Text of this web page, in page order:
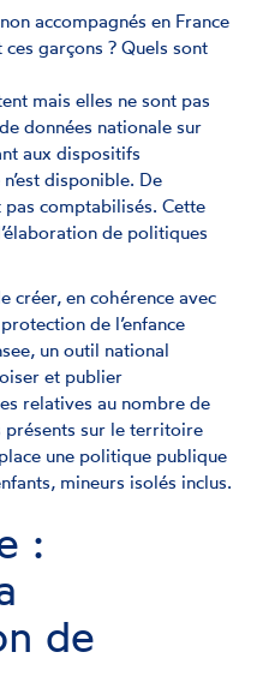
accompagnés en France
ces garçons ? Quels sont
mais elles ne sont pas
données nationale sur
aux dispositifs
disponible. De
comptabilisés. Cette
de politiques
créer, en cohérence avec
de l’enfance
un outil national
et publier
relatives au nombre de
présents sur le territoire
une politique publique
mineurs isolés inclus.
:
de